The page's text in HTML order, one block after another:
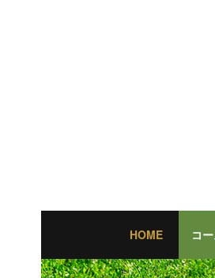
HOME コ